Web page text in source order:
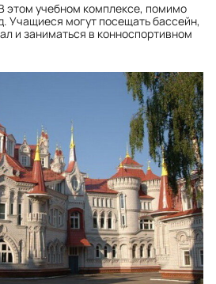
этом учебном комплексе, помимо
Учащиеся могут посещать бассейн,
и заниматься в конноспортивном